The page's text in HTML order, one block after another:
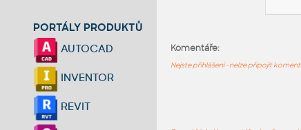
PORTÁLY PRODUKTŮ
AUTOCAD
INVENTOR
REVIT
Komentáře:
Nejste přihlášeni - nelze připojit